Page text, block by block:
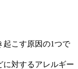
起こす原因の1つで
に対するアレルギー